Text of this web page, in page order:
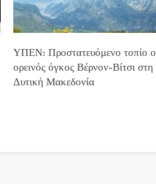
ΥΠΕΝ: Προστατευόμενο τοπίο ο
ορεινός όγκος Βέρνον-Βίτσι στη
Δυτική Μακεδονία